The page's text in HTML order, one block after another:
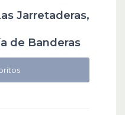
Jarretaderas,
de Banderas